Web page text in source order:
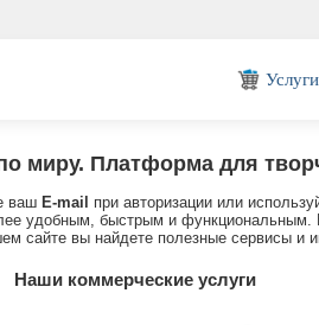
Услуги
миру. Платформа для
ваш E-mail
при авторизации или
удобным, быстрым и функциональным.
сайте вы найдете полезные сервисы и
Наши коммерческие услуги